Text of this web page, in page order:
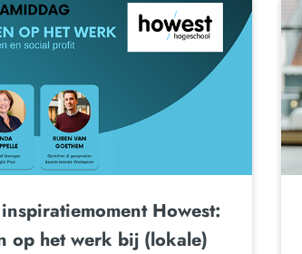
Howest:
op het werk bij (lokale)